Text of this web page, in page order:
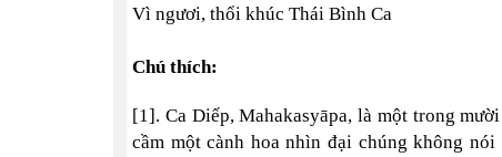
Vì ngươi, thổi khúc Thái Bình Ca
Chú thích:
[1]. Ca Diếp, Mahakasyāpa, là một trong
cầm một cành hoa nhìn đại chúng không